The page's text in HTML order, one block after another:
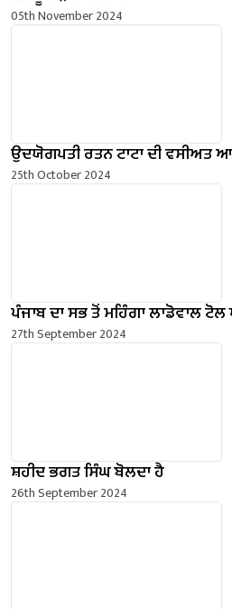
05th November 2024
ਉਦਯੋਗਪਤੀ ਰਤਨ ਟਾਟਾ ਦੀ ਵਸੀਅਤ
25th October 2024
ਪੰਜਾਬ ਦਾ ਸਭ ਤੋਂ ਮਹਿੰਗਾ ਲਾਡੋਵਾਲ
27th September 2024
ਸ਼ਹੀਦ ਭਗਤ ਸਿੰਘ ਬੋਲਦਾ ਹੈ
26th September 2024